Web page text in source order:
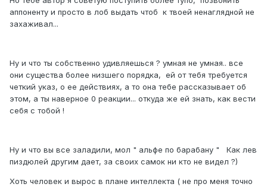
аппоненту и просто в лоб выдать чтоб к твоей ненаглядной не
захаживал...
Ну и что ты собственно удивляешься ? умная не умная.. все
они существа более низшего порядка, ей от тебя требуется
четкий указ, о ее действиях, а то она тебе рассказывает об
этом, а ты наверное 0 реакции... откуда же ей знать, как вести
себя с тобой !
Ну и что вы все заладили, мол " альфе по барабану " Как лев
пиздюлей другим дает, за своих самок ни кто не видел ?)
Хоть человек и вырос в плане интеллекта ( не про меня точно